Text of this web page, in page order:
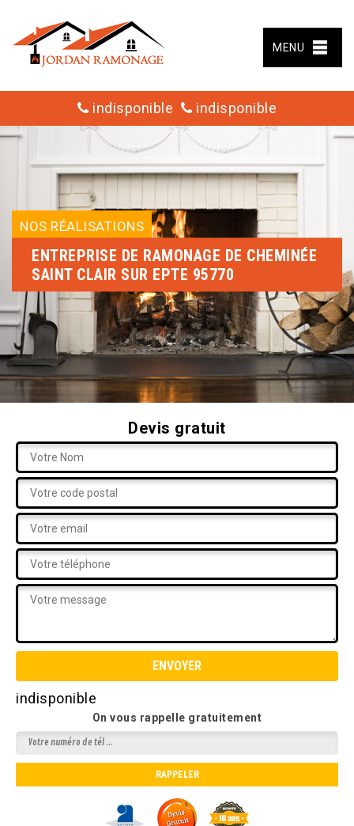
MENU
indisponible indisponible
NOS RÉALISATIONS
ENTREPRISE DE RAMONAGE DE CHEMINÉE
SAINT CLAIR SUR EPTE 95770
Devis gratuit
indisponible
On vous rappelle gratuitement